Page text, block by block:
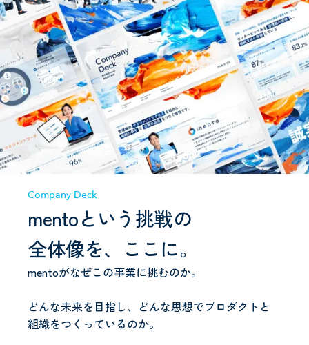
Company Deck
mentoという挑戦の
全体像を、ここに。
mentoがなぜこの事業に挑むのか。
どんな未来を目指し、どんな思想でプロダクトと
組織をつくっているのか。